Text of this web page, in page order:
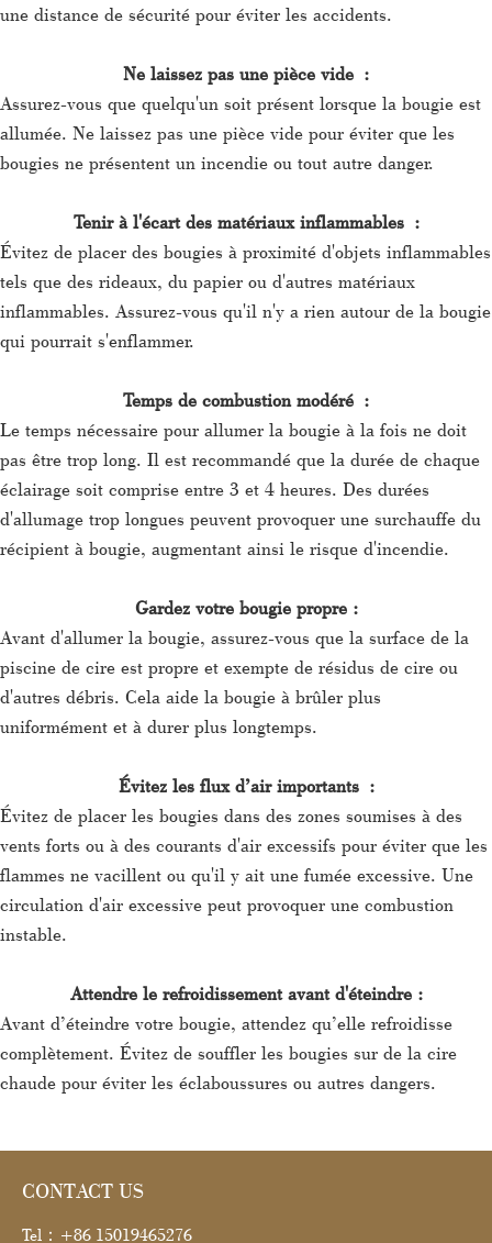
une distance de sécurité pour éviter les accidents.
Ne laissez pas une pièce vide :
Assurez-vous que quelqu'un soit présent lorsque la bougie est
allumée. Ne laissez pas une pièce vide pour éviter que les
bougies ne présentent un incendie ou tout autre danger.
Tenir à l'écart des matériaux inflammables :
Évitez de placer des bougies à proximité d'objets inflammables
tels que des rideaux, du papier ou d'autres matériaux
inflammables. Assurez-vous qu'il n'y a rien autour de la bougie
qui pourrait s'enflammer.
Temps de combustion modéré :
Le temps nécessaire pour allumer la bougie à la fois ne doit
pas être trop long. Il est recommandé que la durée de chaque
éclairage soit comprise entre 3 et 4 heures. Des durées
d'allumage trop longues peuvent provoquer une surchauffe du
récipient à bougie, augmentant ainsi le risque d'incendie.
Gardez votre bougie propre :
Avant d'allumer la bougie, assurez-vous que la surface de la
piscine de cire est propre et exempte de résidus de cire ou
d'autres débris. Cela aide la bougie à brûler plus
uniformément et à durer plus longtemps.
Évitez les flux d’air importants :
Évitez de placer les bougies dans des zones soumises à des
vents forts ou à des courants d'air excessifs pour éviter que les
flammes ne vacillent ou qu'il y ait une fumée excessive. Une
circulation d'air excessive peut provoquer une combustion
instable.
Attendre le refroidissement avant d'éteindre :
Avant d’éteindre votre bougie, attendez qu’elle refroidisse
complètement. Évitez de souffler les bougies sur de la cire
chaude pour éviter les éclaboussures ou autres dangers.
CONTACT US
Tel：+86 15019465276